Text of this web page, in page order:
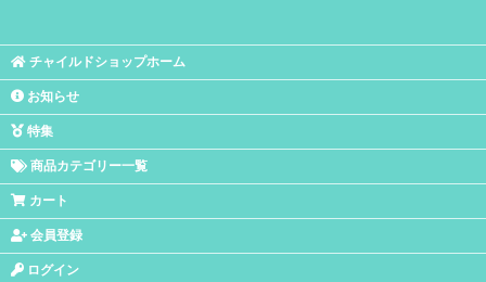
チャイルドショップホーム
お知らせ
特集
商品カテゴリー一覧
カート
会員登録
ログイン